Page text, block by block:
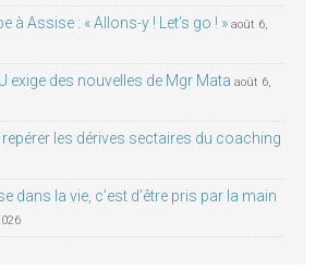
à Assise : « Allons-y ! Let’s go ! » août 6,
exige des nouvelles de Mgr Mata août 6,
les dérives sectaires du coaching
dans la vie, c’est d’être pris par la main